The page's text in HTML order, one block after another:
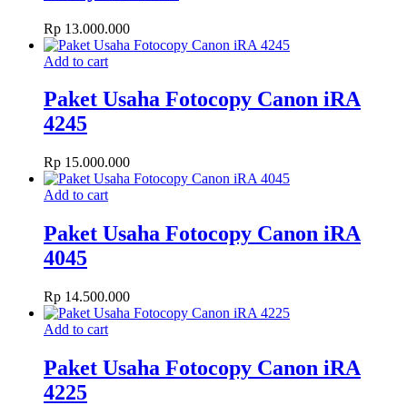
Rp 13.000.000
Add to cart
Paket Usaha Fotocopy Canon iRA
4245
Rp 15.000.000
Add to cart
Paket Usaha Fotocopy Canon iRA
4045
Rp 14.500.000
Add to cart
Paket Usaha Fotocopy Canon iRA
4225